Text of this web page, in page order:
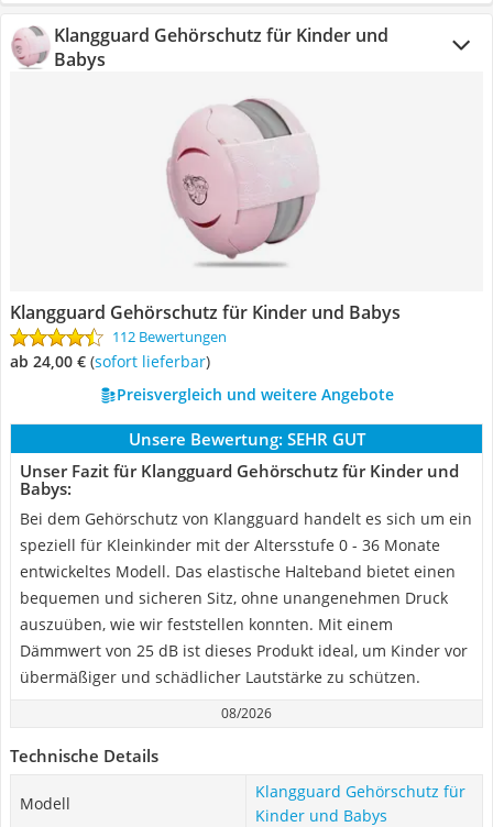
Klangguard Gehörschutz für Kinder und
Babys
Klangguard Gehörschutz für Kinder und Babys
112 Bewertungen
ab 24,00 € ( Sofort lieferbar)
Preisvergleich und weitere Angebote
Unsere Bewertung: SEHR GUT
Unser Fazit für Klangguard Gehörschutz für Kinder und
Babys:
Bei dem Gehörschutz von Klangguard handelt es sich um ein
speziell für Kleinkinder mit der Altersstufe 0 - 36 Monate
entwickeltes Modell. Das elastische Halteband bietet einen
bequemen und sicheren Sitz, ohne unangenehmen Druck
auszuüben, wie wir feststellen konnten. Mit einem
Dämmwert von 25 dB ist dieses Produkt ideal, um Kinder vor
übermäßiger und schädlicher Lautstärke zu schützen.
08/2026
Technische Details
Modell
Klangguard Gehörschutz für
Kinder und Babys